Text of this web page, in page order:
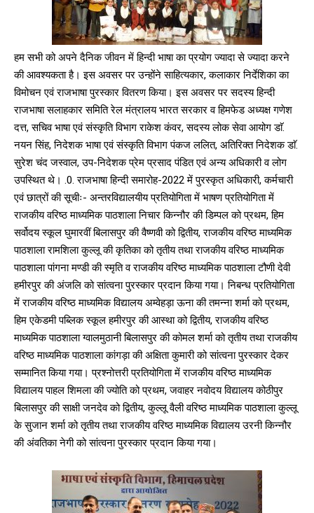
00:00 12:27
NURTURING CREATIVITY – KEEKLI CHARITABLE TRUST, SHIMLA
हम सभी को अपने दैनिक जीवन में हिन्दी भाषा का प्रयोग ज्यादा से ज्यादा करने
की आवश्यकता है। इस अवसर पर उन्होंने साहित्यकार, कलाकार निर्देशिका का
विमोचन एवं राजभाषा पुरस्कार वितरण किया। इस अवसर पर सदस्य हिन्दी
राजभाषा सलाहकार समिति रेल मंत्रालय भारत सरकार व हिमफेड अध्यक्ष गणेश
दत्त, सचिव भाषा एवं संस्कृति विभाग राकेश कंवर, सदस्य लोक सेवा आयोग डाॅ.
नयन सिंह, निदेशक भाषा एवं संस्कृति विभाग पंकज ललित, अतिरिक्त निदेशक डाॅ.
सुरेश चंद जस्वाल, उप-निदेशक प्रेम प्रसाद पंडित एवं अन्य अधिकारी व लोग
उपस्थित थे। .0. राजभाषा हिन्दी समारोह-2022 में पुरस्कृत अधिकारी, कर्मचारी
एवं छात्रों की सूचीः- अन्तरविद्यालयीय प्रतियोगिता में भाषण प्रतियोगिता में
राजकीय वरिष्ठ माध्यमिक पाठशाला निचार किन्नौर की डिम्पल को प्रथम, हिम
सर्वोदय स्कूल घुमारवीं बिलासपुर की वैष्णवी को द्वितीय, राजकीय वरिष्ठ माध्यमिक
पाठशाला रामशिला कुल्लू की कृतिका को तृतीय तथा राजकीय वरिष्ठ माध्यमिक
पाठशाला पांगना मण्डी की स्मृति व राजकीय वरिष्ठ माध्यमिक पाठशाला टौणी देवी
हमीरपुर की अंजलि को सांत्वना पुरस्कार प्रदान किया गया। निबन्ध प्रतियोगिता
में राजकीय वरिष्ठ माध्यमिक विद्यालय अम्वेहड़ा ऊना की तमन्ना शर्मा को प्रथम,
हिम एकेडमी पब्लिक स्कूल हमीरपुर की आस्था को द्वितीय, राजकीय वरिष्ठ
माध्यमिक पाठशाला ग्वालमुठानी बिलासपुर की कोमल शर्मा को तृतीय तथा राजकीय
वरिष्ठ माध्यमिक पाठशाला कांगड़ा की अक्षिता कुमारी को सांत्वना पुरस्कार देकर
सम्मानित किया गया। प्रश्नोत्तरी प्रतियोगिता में राजकीय वरिष्ठ माध्यमिक
विद्यालय पाहल शिमला की ज्योति को प्रथम, जवाहर नवोदय विद्यालय कोठीपुर
बिलासपुर की साक्षी जनदेव को द्वितीय, कुल्लू वैली वरिष्ठ माध्यमिक पाठशाला कुल्लू
के सुजान शर्मा को तृतीय तथा राजकीय वरिष्ठ माध्यमिक विद्यालय उरनी किन्नौर
की अंवतिका नेगी को सांत्वना पुरस्कार प्रदान किया गया।